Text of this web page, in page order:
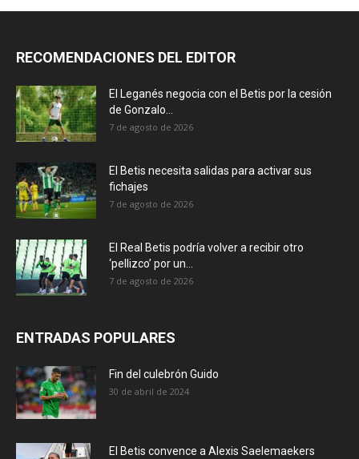
RECOMENDACIONES DEL EDITOR
El Leganés negocia con el Betis por la cesión
de Gonzalo...
7 de agosto de 2026
El Betis necesita salidas para activar sus
fichajes
7 de agosto de 2026
El Real Betis podría volver a recibir otro
‘pellizco’ por un...
7 de agosto de 2026
ENTRADAS POPULARES
Fin del culebrón Guido
30 de abril de 2024
El Betis convence a Alexis Saelemaekers